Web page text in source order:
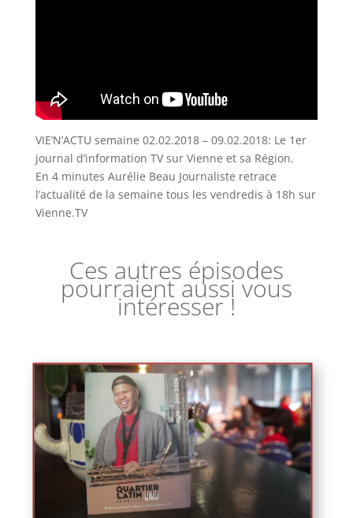
VIE’N’ACTU semaine 02.02.2018 – 09.02.2018: Le 1er
journal d’information TV sur Vienne et sa Région.
En 4 minutes Aurélie Beau Journaliste retrace
l’actualité de la semaine tous les vendredis à 18h sur
Vienne.TV
Ces autres épisodes
pourraient aussi vous
intéresser !